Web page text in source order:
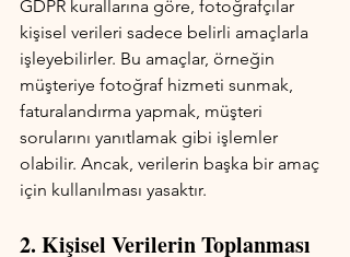
GDPR kurallarına göre, fotoğrafçılar
kişisel verileri sadece belirli amaçlarla
işleyebilirler. Bu amaçlar, örneğin
müşteriye fotoğraf hizmeti sunmak,
faturalandırma yapmak, müşteri
sorularını yanıtlamak gibi işlemler
olabilir. Ancak, verilerin başka bir amaç
için kullanılması yasaktır.
2. Kişisel Verilerin Toplanması